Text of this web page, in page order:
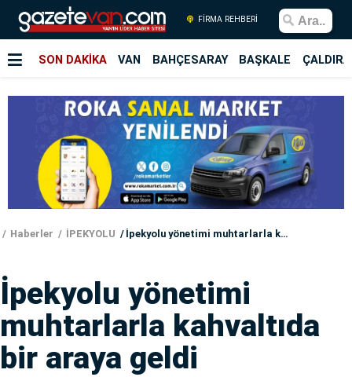
FİRMA REHBERİ
SON DAKİKA VAN BAHÇESARAY BAŞKALE
Haberler İPEKYOLU İpekyolu yönetimi muhtarlarla kahvaltıda bir araya geldi
İpekyolu yönetimi
muhtarlarla kahvaltıda
bir araya geldi